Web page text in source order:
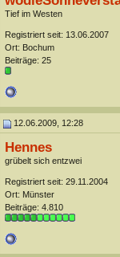
Tief im Westen
Registriert seit: 13.06.2007
Ort: Bochum
Beiträge: 25
12.06.2009, 12:28
Hennes
grübelt sich entzwei
Registriert seit: 29.11.2004
Ort: Münster
Beiträge: 4.810